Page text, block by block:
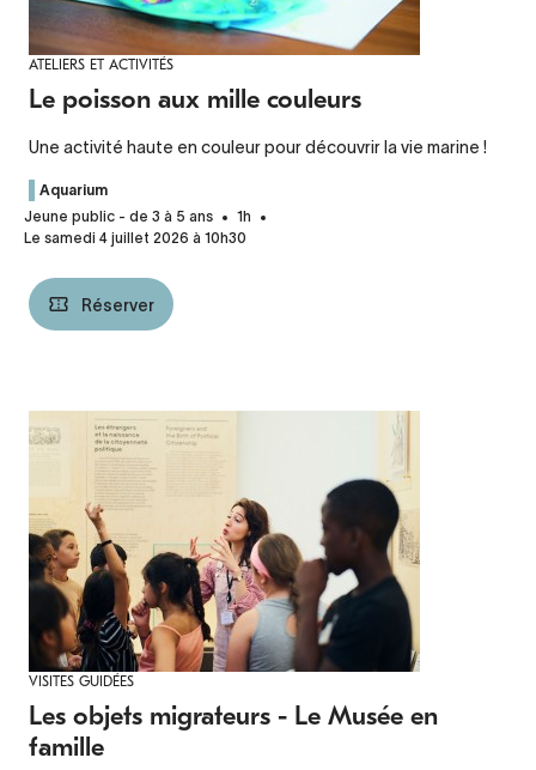
ATELIERS ET ACTIVITÉS
Le poisson aux mille couleurs
Une activité haute en couleur pour découvrir la vie marine !
Aquarium
Jeune public - de 3 à 5 ans
1h
Le samedi 4 juillet 2026 à 10h30
Réserver
VISITES GUIDÉES
Les objets migrateurs - Le Musée en
famille